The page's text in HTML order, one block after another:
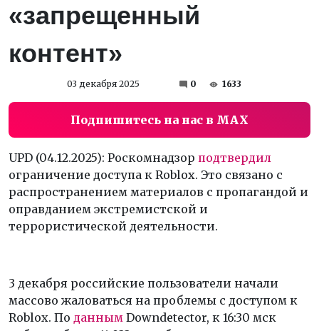
«запрещенный
контент»
03 декабря 2025 0 1633
Подпишитесь на нас в MAX
UPD (04.12.2025): Роскомнадзор подтвердил
ограничение доступа к Roblox. Это связано с
распространением материалов с пропагандой и
оправданием экстремистской и
террористической деятельности.
3 декабря российские пользователи начали
массово жаловаться на проблемы с доступом к
Roblox. По данным Downdetector, к 16:30 мск